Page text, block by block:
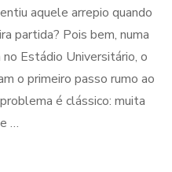
aquele arrepio quando
partida? Pois bem, numa
Estádio Universitário, o
o primeiro passo rumo ao
é clássico: muita
…